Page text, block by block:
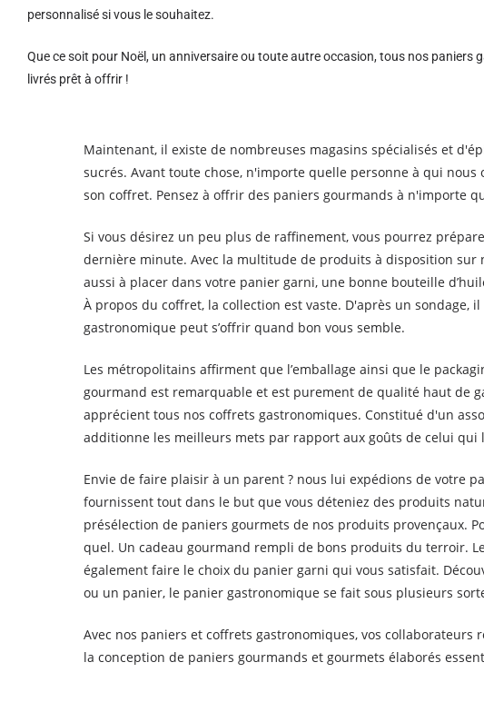
personnalisé si vous le souhaitez.
Que ce soit pour Noël, un anniversaire ou toute autre occasion, tous nos paniers
livrés prêt à offrir !
Maintenant, il existe de nombreuses magasins spécialisés et
sucrés. Avant toute chose, n'importe quelle personne à qui
son coffret. Pensez à offrir des paniers gourmands à n'importe
Si vous désirez un peu plus de raffinement, vous pourrez
dernière minute. Avec la multitude de produits à disposition sur
aussi à placer dans votre panier garni, une bonne bouteille
À propos du coffret, la collection est vaste. D'après un
gastronomique peut s’offrir quand bon vous semble.
Les métropolitains affirment que l’emballage ainsi que le
gourmand est remarquable et est purement de qualité haut de
apprécient tous nos coffrets gastronomiques. Constitué d'un
additionne les meilleurs mets par rapport aux goûts de celui qui
Envie de faire plaisir à un parent ? nous lui expédions de votre
fournissent tout dans le but que vous déteniez des produits
présélection de paniers gourmets de nos produits provençaux.
quel. Un cadeau gourmand rempli de bons produits du terroir.
également faire le choix du panier garni qui vous satisfait.
ou un panier, le panier gastronomique se fait sous plusieurs
Avec nos paniers et coffrets gastronomiques, vos
la conception de paniers gourmands et gourmets élaborés